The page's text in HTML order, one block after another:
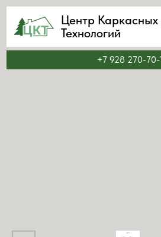
Центр Каркасных
Технологий
+7 928 270-70-18